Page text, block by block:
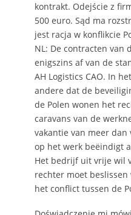
kontrakt. Odejście z
500 euro. Sąd ma
jest racja w konflikcie
NL: De contracten van
enigszins af van de
AH Logistics CAO. In
andere dat de
de Polen wonen het
caravans van de
vakantie van meer
op het werk beëindigt
Het bedrijf uit vrije wil
rechter moet
het conflict tussen de